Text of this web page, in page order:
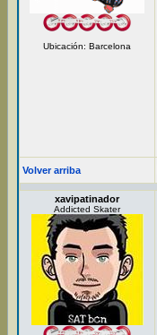
Ubicación: Barcelona
Volver arriba
xavipatinador
Addicted Skater